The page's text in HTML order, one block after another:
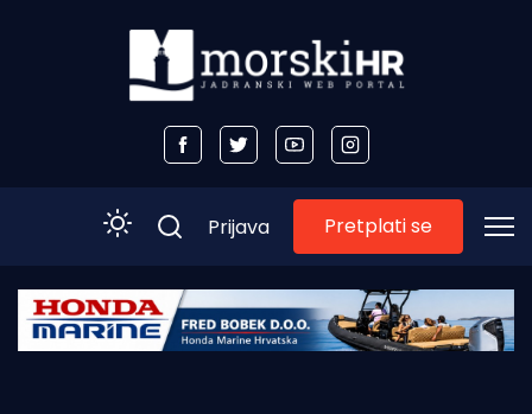
Početna
Prijava Pretplati se